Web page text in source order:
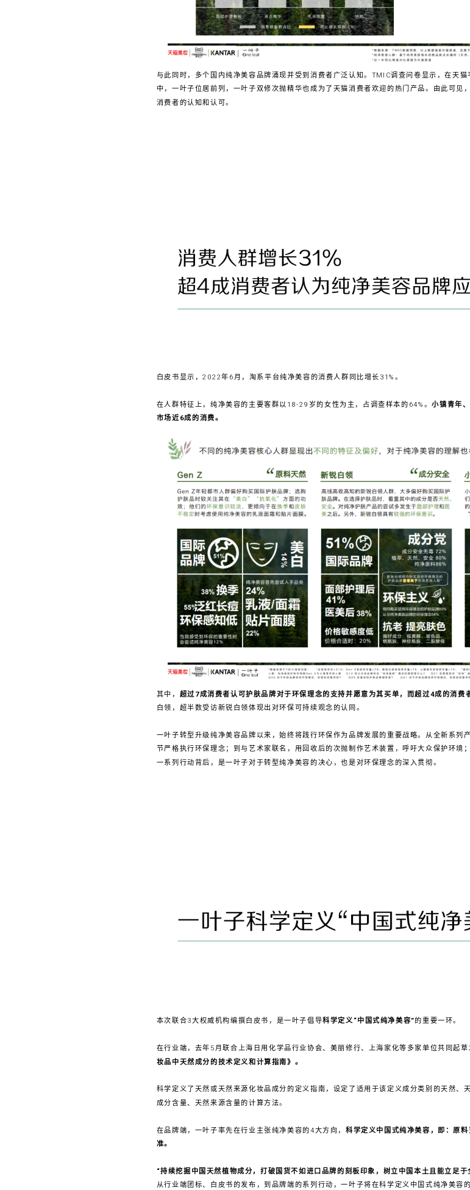
与此同时，多个国内纯净美容品牌涌现并受到消费者广泛认知。TMIC调查问卷显示，在天
中，一叶子位居前列，一叶子双修次抛精华也成为了天猫消费者欢迎的热门产品。由此可见
消费者的认知和认可。
白皮书显示，2022年6月，淘系平台纯净美容的消费人群同比增长31%。
在人群特征上，纯净美容的主要客群以18-29岁的女性为主，占调查样本的64%。小镇青年
市场近6成的消费。
其中， 超过7成消费者认可护肤品牌对于环保理念的支持并愿意为其买单，而超过4成的消费
白领，超半数受访新锐白领体现出对环保可持续观念的认同。
一叶子转型升级纯净美容品牌以来，始终将践行环保作为品牌发展的重要战略。从全新系列
节严格执行环保理念；到与艺术家联名，用回收后的次抛制作艺术装置，呼吁大众保护环境
一系列行动背后，是一叶子对于转型纯净美容的决心，也是对环保理念的深入贯彻。
本次联合3大权威机构编撰白皮书，是一叶子倡导科学定义“中国式纯净美容”的重要一环。
在行业端，去年5月联合上海日用化学品行业协会、美丽修行、上海家化等多家单位共同起
妆品中天然成分的技术定义和计算指南》。
科学定义了天然或天然来源化妆品成分的定义指南，设定了适用于该定义成分类别的天然、
成分含量、天然来源含量的计算方法。
在品牌端，一叶子率先在行业主张纯净美容的4大方向， 科学定义中国式纯净美容，即： 原
准。
“持续挖掘中国天然植物成分，打破国货不如进口品牌的刻板印象，树立中国本土且能立足于
从行业端团标、白皮书的发布，到品牌端的系列行动，一叶子将在科学定义中国式纯净美容